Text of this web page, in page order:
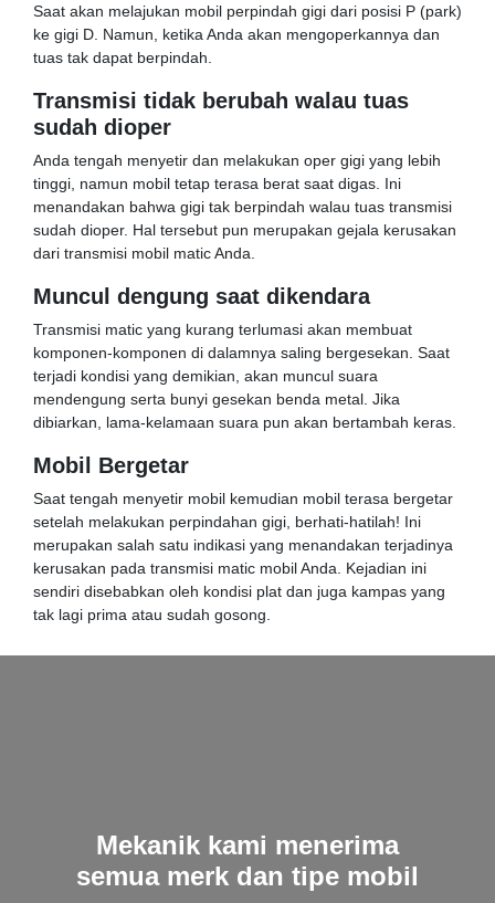
Saat akan melajukan mobil perpindah gigi dari posisi P (park)
ke gigi D. Namun, ketika Anda akan mengoperkannya dan
tuas tak dapat berpindah.
Transmisi tidak berubah walau tuas
sudah dioper
Anda tengah menyetir dan melakukan oper gigi yang lebih
tinggi, namun mobil tetap terasa berat saat digas. Ini
menandakan bahwa gigi tak berpindah walau tuas transmisi
sudah dioper. Hal tersebut pun merupakan gejala kerusakan
dari transmisi mobil matic Anda.
Muncul dengung saat dikendara
Transmisi matic yang kurang terlumasi akan membuat
komponen-komponen di dalamnya saling bergesekan. Saat
terjadi kondisi yang demikian, akan muncul suara
mendengung serta bunyi gesekan benda metal. Jika
dibiarkan, lama-kelamaan suara pun akan bertambah keras.
Mobil Bergetar
Saat tengah menyetir mobil kemudian mobil terasa bergetar
setelah melakukan perpindahan gigi, berhati-hatilah! Ini
merupakan salah satu indikasi yang menandakan terjadinya
kerusakan pada transmisi matic mobil Anda. Kejadian ini
sendiri disebabkan oleh kondisi plat dan juga kampas yang
tak lagi prima atau sudah gosong.
Mekanik kami menerima
semua merk dan tipe mobil